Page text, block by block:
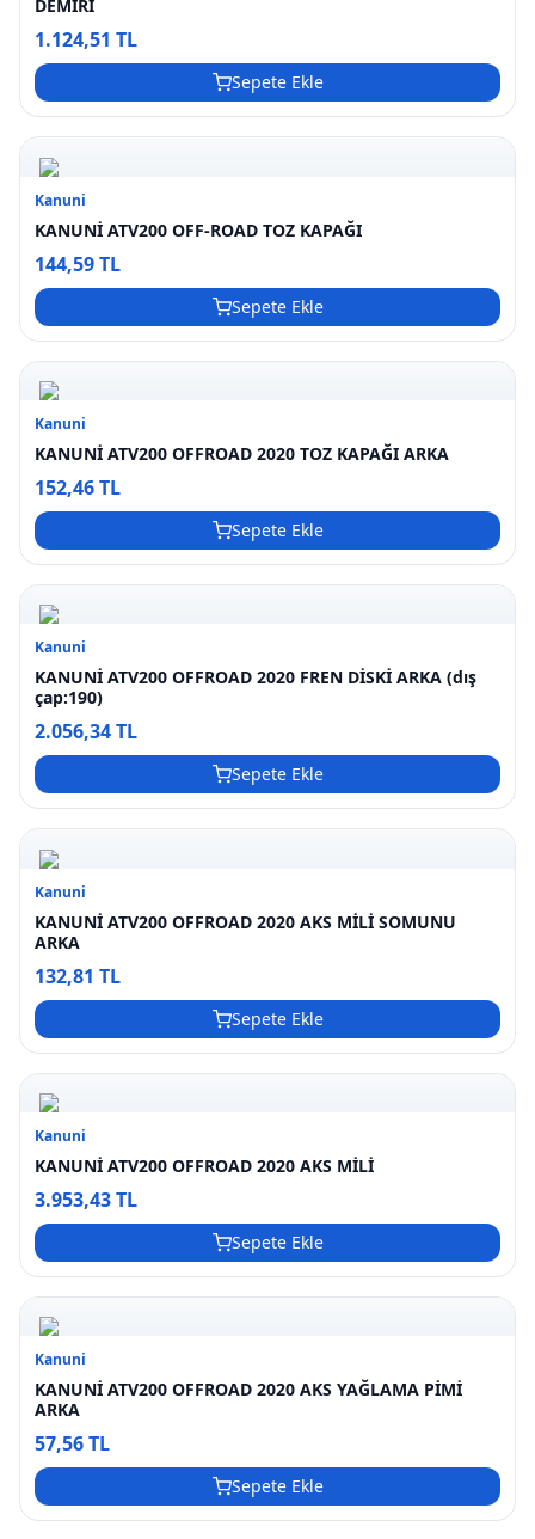
DEMİRİ
1.124,51 TL
Sepete Ekle
Kanuni
KANUNİ ATV200 OFF-ROAD TOZ KAPAĞI
144,59 TL
Sepete Ekle
Kanuni
KANUNİ ATV200 OFFROAD 2020 TOZ KAPAĞI ARKA
152,46 TL
Sepete Ekle
Kanuni
KANUNİ ATV200 OFFROAD 2020 FREN DİSKİ ARKA (dış
çap:190)
2.056,34 TL
Sepete Ekle
Kanuni
KANUNİ ATV200 OFFROAD 2020 AKS MİLİ SOMUNU
ARKA
132,81 TL
Sepete Ekle
Kanuni
KANUNİ ATV200 OFFROAD 2020 AKS MİLİ
3.953,43 TL
Sepete Ekle
Kanuni
KANUNİ ATV200 OFFROAD 2020 AKS YAĞLAMA PİMİ
ARKA
57,56 TL
Sepete Ekle